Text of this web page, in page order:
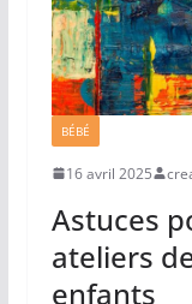
BÉBÉ
16 avril 2025
Astuces
ateliers
enfants